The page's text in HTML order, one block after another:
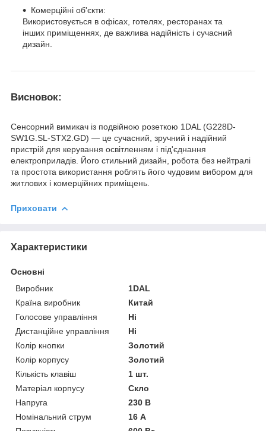
Комерційні об'єкти:
Використовується в офісах, готелях, ресторанах та
інших приміщеннях, де важлива надійність і сучасний
дизайн.
Висновок:
Сенсорний вимикач із подвійною розеткою 1DAL (G228D-
SW1G.SL-STX2.GD) — це сучасний, зручний і надійний
пристрій для керування освітленням і під'єднання
електроприладів. Його стильний дизайн, робота без нейтралі
та простота використання роблять його чудовим вибором для
житлових і комерційних приміщень.
Приховати
Характеристики
Основні
Виробник
1DAL
Країна виробник
Китай
Голосове управління
Ні
Дистанційне управління
Ні
Колір кнопки
Золотий
Колір корпусу
Золотий
Кількість клавіш
1 шт.
Матеріал корпусу
Скло
Напруга
230 В
Номінальний струм
16 А